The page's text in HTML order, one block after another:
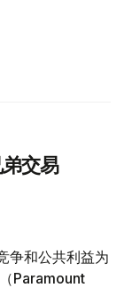
交易
争和公共利益为
Paramount